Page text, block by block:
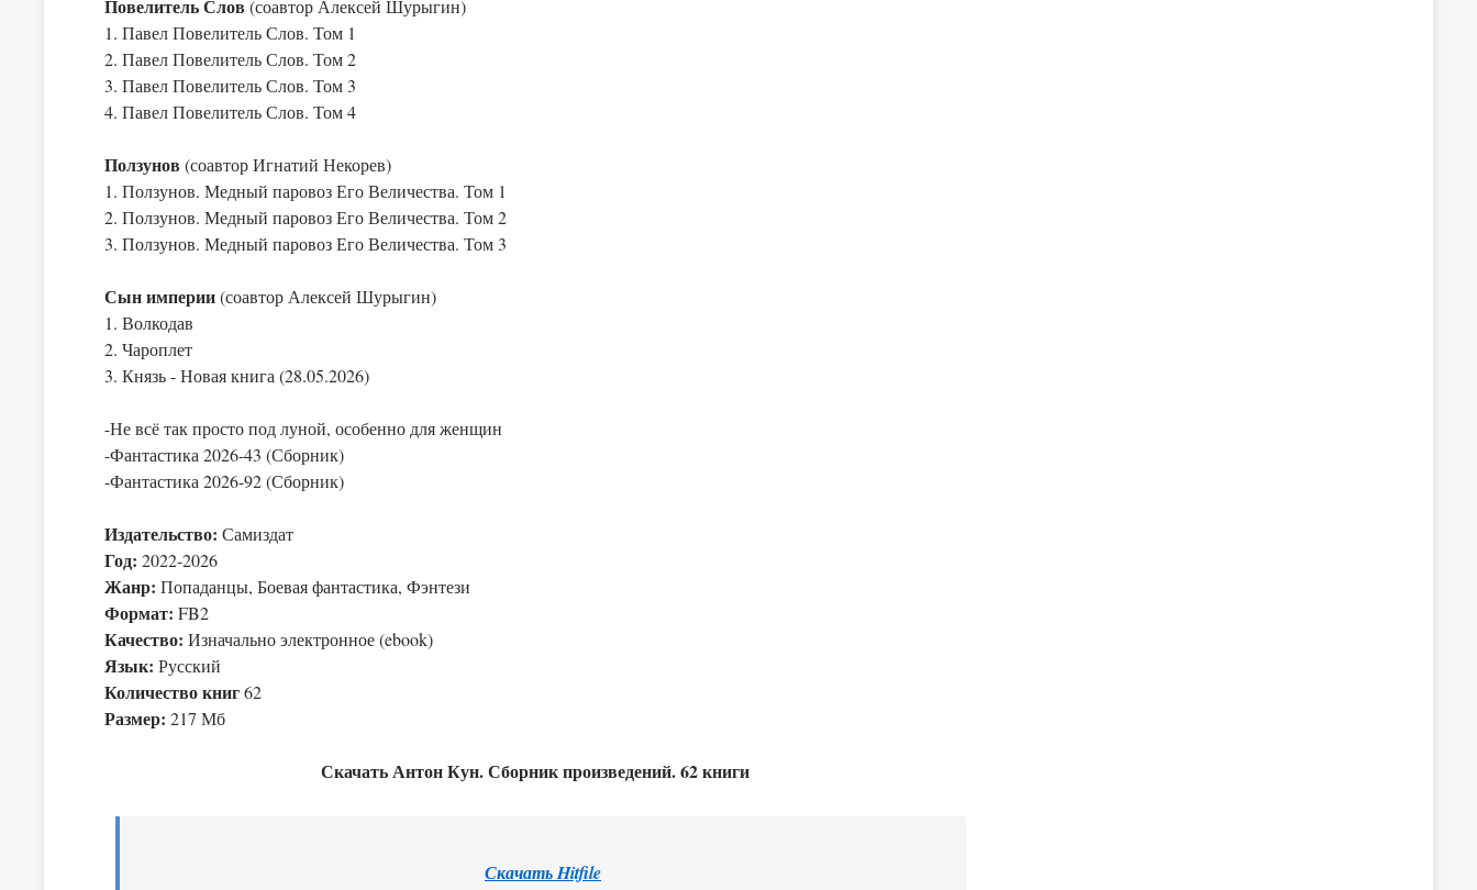
Повелитель Слов (соавтор Алексей Шурыгин)
1. Павел Повелитель Слов. Том 1
2. Павел Повелитель Слов. Том 2
3. Павел Повелитель Слов. Том 3
4. Павел Повелитель Слов. Том 4
Ползунов (соавтор Игнатий Некорев)
1. Ползунов. Медный паровоз Его Величества. Том 1
2. Ползунов. Медный паровоз Его Величества. Том 2
3. Ползунов. Медный паровоз Его Величества. Том 3
Сын империи(соавтор Алексей Шурыгин)
1. Волкодав
2. Чароплет
3. Князь - Новая книга (28.05.2026)
-Не всё так просто под луной, особенно для женщин
-Фантастика 2026-43 (Сборник)
-Фантастика 2026-92 (Сборник)
Издательство: Самиздат
Год: 2022-2026
Жанр: Попаданцы, Боевая фантастика, Фэнтези
Формат: FB2
Качество: Изначально электронное (ebook)
Язык: Русский
Количество книг62
Размер: 217 Мб
Скачать Антон Кун. Сборник произведений. 62 книги
Скачать Hitfile